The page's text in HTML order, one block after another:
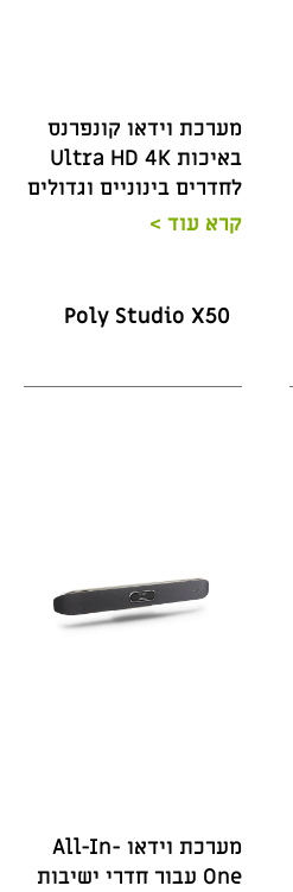
מערכת וידאו קונפרנס
באיכות Ultra HD 4K
לחדרים בינוניים וגדולים
קרא עוד >
Poly Studio X50
מערכת וידאו All-In-
One עבור חדרי ישיבות